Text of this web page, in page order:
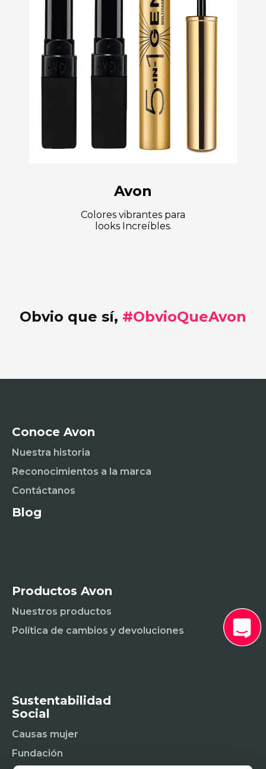
Avon
Colores vibrantes para
looks Increíbles.
Obvio que sí, #ObvioQueAvon
Conoce Avon
Nuestra historia
Reconocimientos a la marca
Contáctanos
Blog
Productos Avon
Nuestros productos
Política de cambios y devoluciones
Sustentabilidad
Social
Causas mujer
Fundación